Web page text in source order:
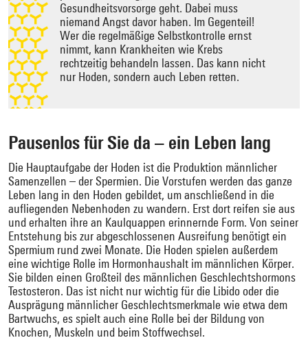
Gesundheitsvorsorge geht. Dabei muss
niemand Angst davor haben. Im Gegenteil!
Wer die regelmäßige Selbstkontrolle ernst
nimmt, kann Krankheiten wie Krebs
rechtzeitig behandeln lassen. Das kann nicht
nur Hoden, sondern auch Leben retten.
Pausenlos für Sie da – ein Leben lang
Die Hauptaufgabe der Hoden ist die Produktion männlicher
Samenzellen – der Spermien. Die Vorstufen werden das ganze
Leben lang in den Hoden gebildet, um anschließend in die
aufliegenden Nebenhoden zu wandern. Erst dort reifen sie aus
und erhalten ihre an Kaulquappen erinnernde Form. Von seiner
Entstehung bis zur abgeschlossenen Ausreifung benötigt ein
Spermium rund zwei Monate. Die Hoden spielen außerdem
eine wichtige Rolle im Hormonhaushalt im männlichen Körper.
Sie bilden einen Großteil des männlichen Geschlechtshormons
Testosteron. Das ist nicht nur wichtig für die Libido oder die
Ausprägung männlicher Geschlechtsmerkmale wie etwa dem
Bartwuchs, es spielt auch eine Rolle bei der Bildung von
Knochen, Muskeln und beim Stoffwechsel.